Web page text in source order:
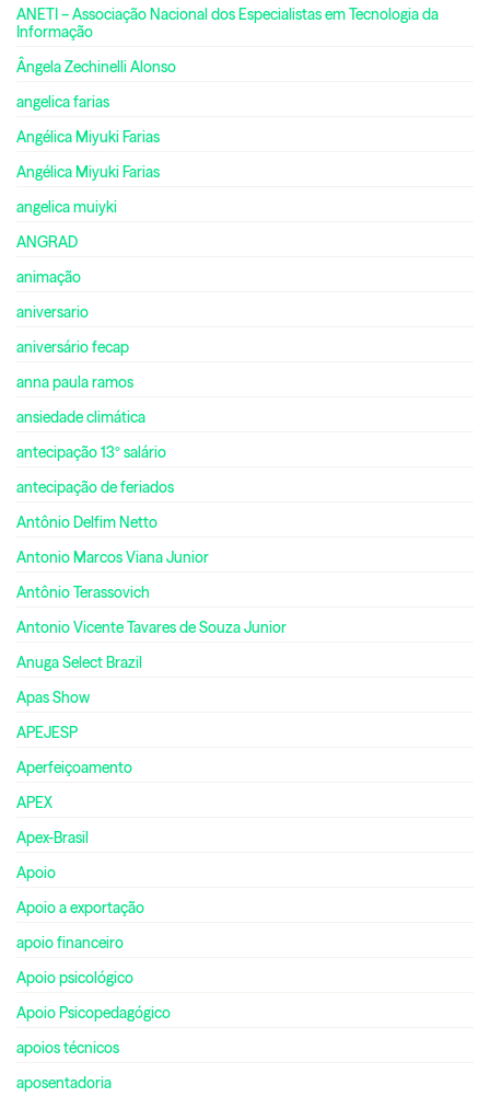
ANETI – Associação Nacional dos Especialistas em Tecnologia da
Informação
Ângela Zechinelli Alonso
angelica farias
Angélica Miyuki Farias
Angélica Miyuki Farias
angelica muiyki
ANGRAD
animação
aniversario
aniversário fecap
anna paula ramos
ansiedade climática
antecipação 13º salário
antecipação de feriados
Antônio Delfim Netto
Antonio Marcos Viana Junior
Antônio Terassovich
Antonio Vicente Tavares de Souza Junior
Anuga Select Brazil
Apas Show
APEJESP
Aperfeiçoamento
APEX
Apex-Brasil
Apoio
Apoio a exportação
apoio financeiro
Apoio psicológico
Apoio Psicopedagógico
apoios técnicos
aposentadoria